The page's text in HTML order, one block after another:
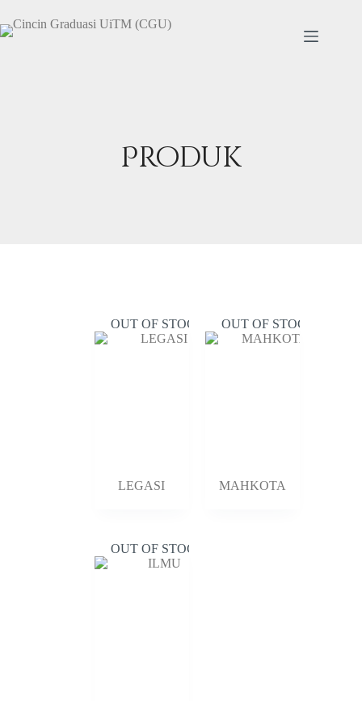
Produk
OUT OF STOCK
LEGASI
OUT OF STOCK
MAHKOTA
OUT OF STOCK